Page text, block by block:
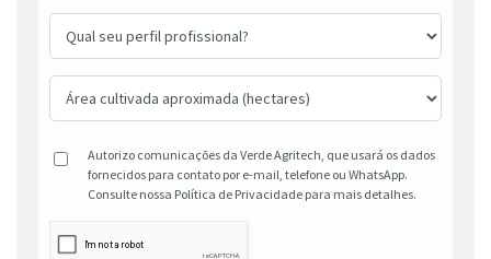
Autorizo comunicações da Verde Agritech, que usará os dados
fornecidos para contato por e-mail, telefone ou WhatsApp.
Consulte nossa Política de Privacidade para mais detalhes.